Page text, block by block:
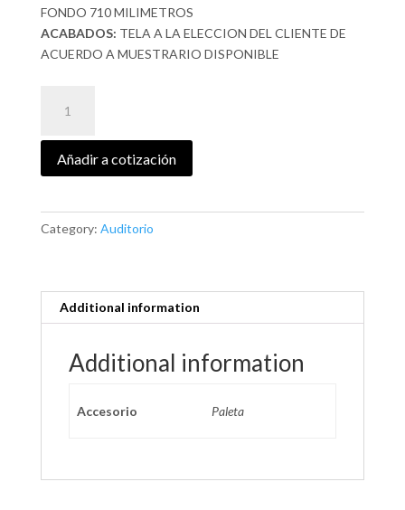
FONDO 710 MILIMETROS
ACABADOS: TELA A LA ELECCION DEL CLIENTE DE
ACUERDO A MUESTRARIO DISPONIBLE
OSLO
quantity
Añadir a cotización
Category: Auditorio
Additional information
Additional information
Accesorio Paleta